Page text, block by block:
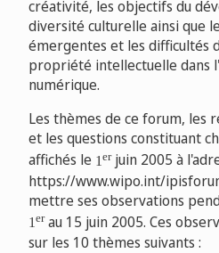
créativité, les objectifs du
diversité culturelle ainsi que
émergentes et les difficultés
propriété intellectuelle dans
numérique.
Les thèmes de ce forum, les
et les questions constituant
affichés le 1 erjuin 2005 à
https://www.wipo.int/
mettre ses observations
1 erau 15 juin 2005. Ces
sur les 10 thèmes suivants :